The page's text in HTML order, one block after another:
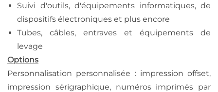
Suivi d'outils, d'équipements informatiques, de
dispositifs électroniques et plus encore
Tubes, câbles, entraves et équipements de
levage
Options
Personnalisation personnalisée : impression offset,
impression sérigraphique, numéros imprimés par